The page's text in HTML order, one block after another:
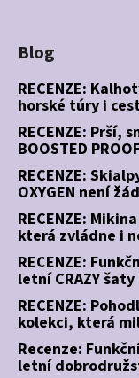
Blog
RECENZE:
horské túry i
RECENZE: Prší,
BOOSTED
RECENZE:
OXYGEN není
RECENZE:
která zvládne i
RECENZE:
letní CRAZY šaty
RECENZE:
kolekci, která
Recenze:
letní